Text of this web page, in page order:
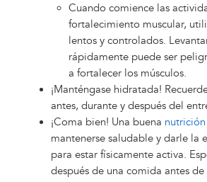
Cuando comience las
fortalecimiento muscular,
lentos y controlados.
rápidamente puede ser
a fortalecer los músculos.
¡Manténgase hidratada!
antes, durante y después del
¡Coma bien! Una buena nutrición
mantenerse saludable y darle la
para estar físicamente activa.
después de una comida antes